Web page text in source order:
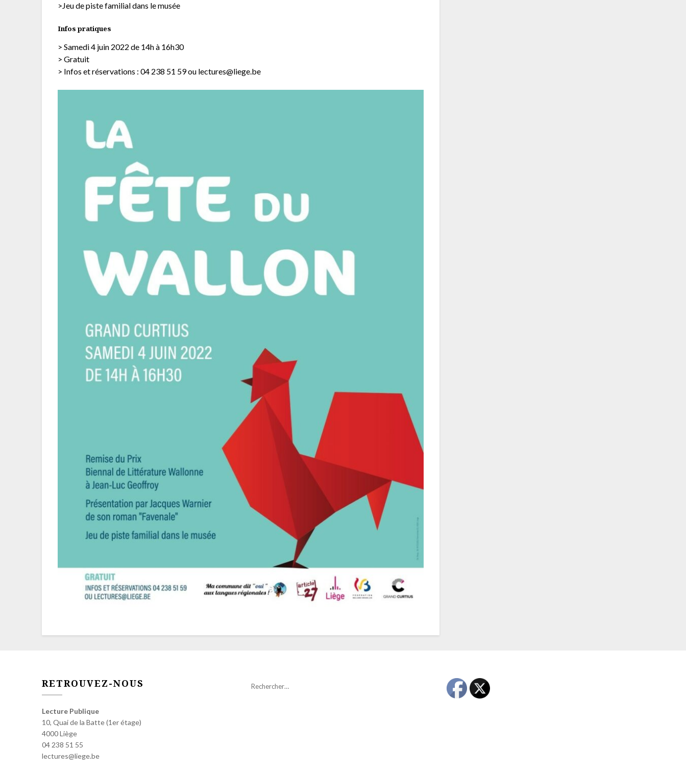
>Jeu de piste familial dans le musée
Infos pratiques
> Samedi 4 juin 2022 de 14h à 16h30
> Gratuit
> Infos et réservations : 04 238 51 59 ou lectures@liege.be
RETROUVEZ-NOUS
Lecture Publique
10, Quai de la Batte (1er étage)
4000 Liège
04 238 51 55
lectures@liege.be